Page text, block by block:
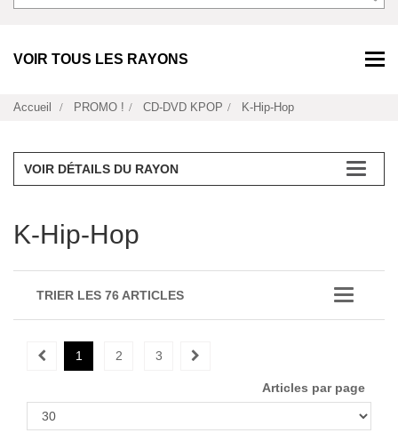
VOIR TOUS LES RAYONS
Accueil PROMO ! CD-DVD KPOP K-Hip-Hop
VOIR DÉTAILS DU RAYON
K-Hip-Hop
TRIER LES 76 ARTICLES
1 2 3
Articles par page